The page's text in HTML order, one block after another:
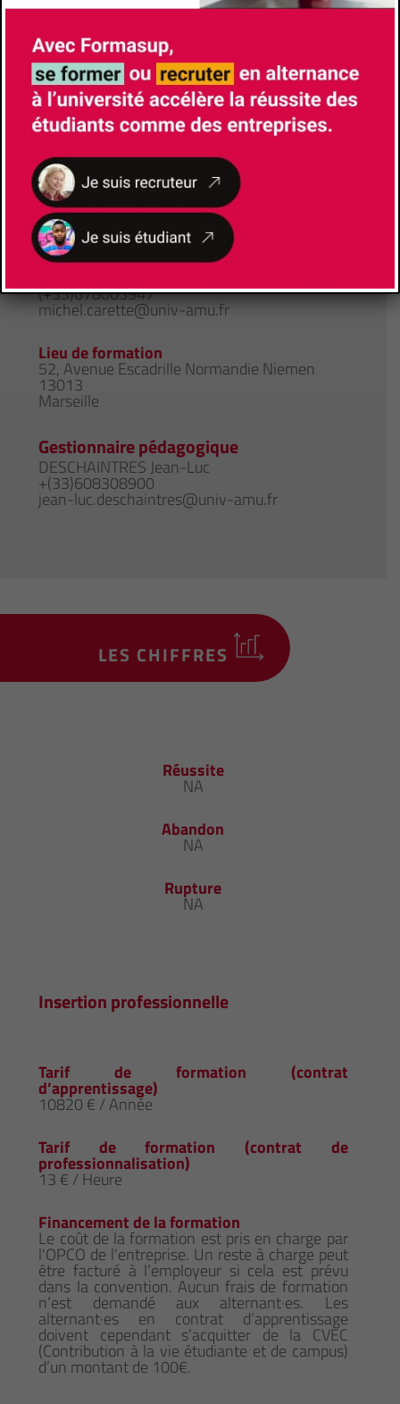
Université
Aix-Marseille Université
Faculté/Institut/Ecole
Site de la formation
Responsable de Formation
(+33)678003947
michel.carette@univ-amu.fr
Lieu de formation
52, Avenue Escadrille Normandie Niemen
13013
Marseille
Gestionnaire pédagogique
DESCHAINTRES Jean-Luc
+(33)608308900
jean-luc.deschaintres@univ-amu.fr
LES CHIFFRES
Réussite
NA
Abandon
NA
Rupture
NA
Insertion professionnelle
Tarif de formation (contrat
d’apprentissage)
10820 € / Année
Tarif de formation (contrat de
professionnalisation)
13 € / Heure
Financement de la formation
Le coût de la formation est pris en charge par
l'OPCO de l'entreprise. Un reste à charge peut
être facturé à l’employeur si cela est prévu
dans la convention. Aucun frais de formation
n’est demandé aux alternant·es. Les
alternant·es en contrat d’apprentissage
doivent cependant s’acquitter de la CVEC
(Contribution à la vie étudiante et de campus)
d’un montant de 100€.